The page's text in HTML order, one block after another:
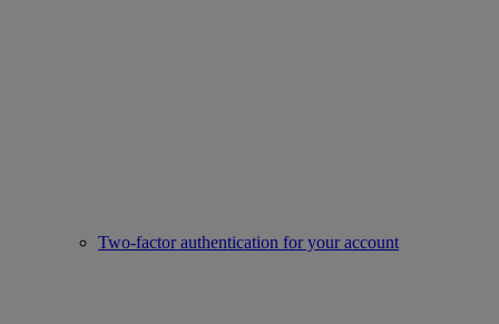
Two-factor authentication for your account